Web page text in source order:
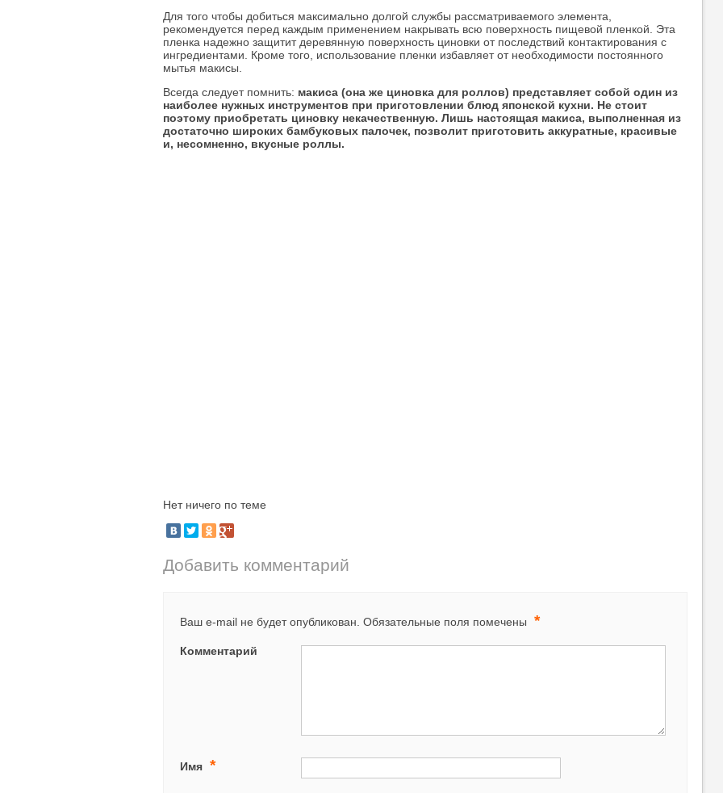
Для того чтобы добиться максимально долгой службы рассматриваемого элемента,
рекомендуется перед каждым применением накрывать всю поверхность пищевой пленкой. Эта
пленка надежно защитит деревянную поверхность циновки от последствий контактирования с
ингредиентами. Кроме того, использование пленки избавляет от необходимости постоянного
мытья макисы.
Всегда следует помнить: макиса (она же циновка для роллов) представляет собой один из
наиболее нужных инструментов при приготовлении блюд японской кухни. Не стоит
поэтому приобретать циновку некачественную. Лишь настоящая макиса, выполненная из
достаточно широких бамбуковых палочек, позволит приготовить аккуратные, красивые
и, несомненно, вкусные роллы.
Нет ничего по теме
Добавить комментарий
Ваш e-mail не будет опубликован. Обязательные поля помечены *
Комментарий
Имя *